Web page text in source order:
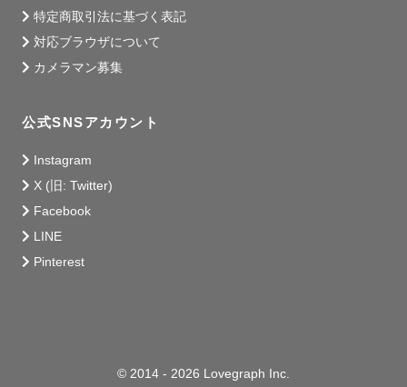
特定商取引法に基づく表記
対応ブラウザについて
カメラマン募集
公式SNSアカウント
Instagram
X (旧: Twitter)
Facebook
LINE
Pinterest
© 2014 - 2026 Lovegraph Inc.